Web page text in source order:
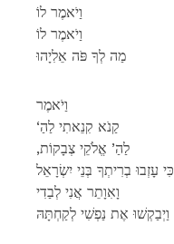
וַיֹאמֶר לוֹ
וַיֹאמֶר לוֹ
מַה לְךָ פֹּה אֵלִיָהוּ
וַיֹאמֶר
‘קַנֹא קִנֵאתִי לַהַ
,לַהַ’ אֱלֹקֵי צְבָקוֹת
כִּי עָזְבוּ בְרִיתְךָ בְּנֵי יִשְׂרָאֵל
וָאִוָתֵר אֲנִי לְבַדִי
וַיְבַקְשׁוּ אֶת נַפְשִׁי לְקַחְתָּהּ